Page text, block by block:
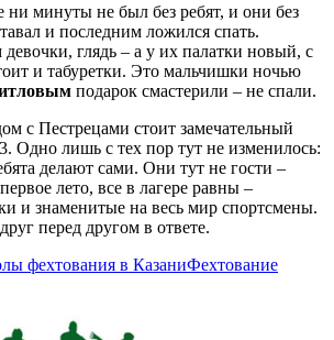
ни минуты не был без ребят, и они без
и последним ложился спать.
глядь – а у их палатки новый, с
и табуретки. Это мальчишки ночью
подарок смастерили – не спали.
с Пестрецами стоит замечательный
лишь с тех пор тут не изменилось:
делают сами. Они тут не гости –
лето, все в лагере равны –
и знаменитые на весь мир спортсмены.
перед другом в ответе.
фехтования в КазаниФехтование